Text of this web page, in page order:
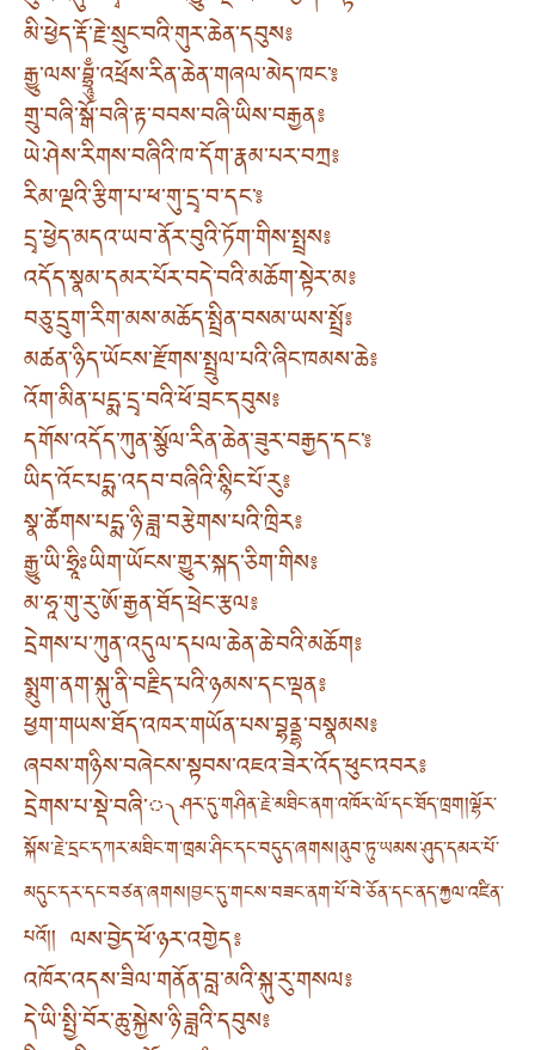
མི་ཕྱེད་རྡོ་རྗེ་སྲུང་བའི་གུར་ཆེན་དབུས༔
རྒྱུ་ལས་བྷྲཱུྃ་འཕྲོས་རིན་ཆེན་གཞལ་མེད་ཁང་༔
གྲུ་བཞི་སྒོ་བཞི་རྟ་བབས་བཞི་ཡིས་བརྒྱན༔
ཡེ་ཤེས་རིགས་བཞིའི་ཁ་དོག་རྣམ་པར་བཀྲ༔
རིམ་ལྔའི་རྩིག་པ་ཕ་གུ་དྲྭ་བ་དང་༔
དྲྭ་ཕྱེད་མདའ་ཡབ་ནོར་བུའི་ཏོག་གིས་སྤྲས༔
འདོད་སྣམ་དམར་པོར་བདེ་བའི་མཆོག་སྟེར་མ༔
བཅུ་དྲུག་རིག་མས་མཆོད་སྤྲིན་བསམ་ཡས་སྤྲོ༔
མཚན་ཉིད་ཡོངས་རྫོགས་སྤྲུལ་པའི་ཞིང་ཁམས་ཆེ༔
འོག་མིན་པདྨ་དྲྭ་བའི་ཕོ་བྲང་དབུས༔
དགོས་འདོད་ཀུན་སྩོལ་རིན་ཆེན་ཟུར་བརྒྱད་དང་༔
ཡིད་འོང་པདྨ་འདབ་བཞིའི་སྙིང་པོ་རུ༔
སྣ་ཚོགས་པདྨ་ཉི་ཟླ་བརྩེགས་པའི་ཁྲིར༔
རྒྱུ་ཡི་ཧྲཱིཿཡིག་ཡོངས་གྱུར་སྐད་ཅིག་གིས༔
མ་ཧཱ་གུ་རུ་ཨོ་རྒྱན་ཐོད་ཕྲེང་རྩལ༔
དྲེགས་པ་ཀུན་འདུལ་དཔལ་ཆེན་ཆེ་བའི་མཆོག༔
སྨུག་ནག་སྐུ་ནི་བརྗིད་པའི་ཉམས་དང་ལྡན༔
ཕྱག་གཡས་ཐོད་འཁར་གཡོན་པས་བྷནྡྷ་བསྣམས༔
ཞབས་གཉིས་བཞེངས་སྟབས་འཇའ་ཟེར་འོད་ཕུང་འབར༔
དྲེགས་པ་སྡེ་བཞི་༾ཤར་དུ་གཤིན་རྗེ་མཐིང་ནག་འཁོར་ལོ་དང་ཐོད་ཁྲག །ལྷོར་
སྐོས་རྗེ་དྲང་དཀར་མཐིང་ག་ཁྲམ་ཤིང་དང་བདུད་ཞགས། ནུབ་ཏུ་ཡམས་ཤུད་དམར་པོ་
མདུང་དར་དང་བཙན་ཞགས། བྱང་དུ་གངས་བཟང་ནག་པོ་བེ་ཅོན་དང་ནད་རྐྱལ་འཛིན་
པའོ། ། ལས་བྱེད་ཕོ་ཉར་འགྱེད༔
འཁོར་འདས་ཟིལ་གནོན་བླ་མའི་སྐུ་རུ་གསལ༔
དེ་ཡི་སྤྱི་བོར་ཆུ་སྐྱེས་ཉི་ཟླའི་དབུས༔